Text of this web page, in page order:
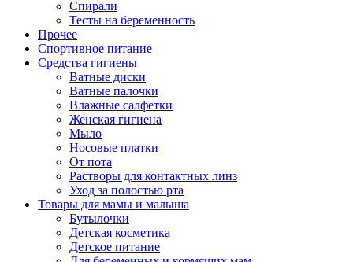
Спирали
Тесты на беременность
Прочее
Спортивное питание
Средства гигиены
Ватные диски
Ватные палочки
Влажные салфетки
Женская гигиена
Мыло
Носовые платки
От пота
Растворы для контактных линз
Уход за полостью рта
Товары для мамы и малыша
Бутылочки
Детская косметика
Детское питание